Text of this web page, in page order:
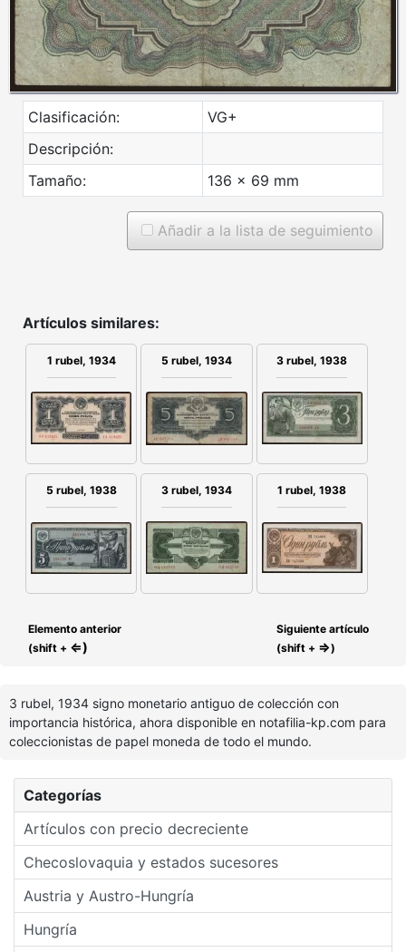
Categorías
Artículos con precio decreciente
Checoslovaquia y estados sucesores
Austria y Austro-Hungría
Hungría
Clasificación:
VG+
Descripción:
Tamaño:
136 x 69 mm
Añadir a la lista de seguimiento
Artículos similares:
1 rubel, 1934 5 rubel, 1934 3 rubel, 1938
5 rubel, 1938 3 rubel, 1934 1 rubel, 1938
Elemento anterior
(shift + ⇐)
Siguiente artículo
(shift + ⇒)
3 rubel, 1934 signo monetario antiguo de colección con
importancia histórica, ahora disponible en notafilia-kp.com para
coleccionistas de papel moneda de todo el mundo.